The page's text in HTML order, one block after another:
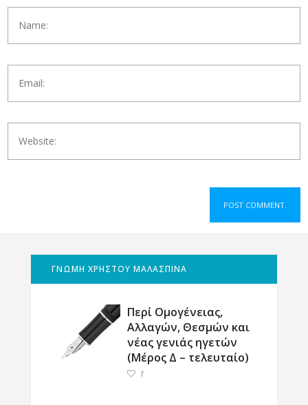
ΓΝΩΜΗ ΧΡΗΣΤΟΥ ΜΑΛΑΣΠΙΝΑ
Περί Ομογένειας,
Αλλαγών, Θεσμών και
νέας γενιάς ηγετών
(Μέρος Δ – τελευταίο)
1